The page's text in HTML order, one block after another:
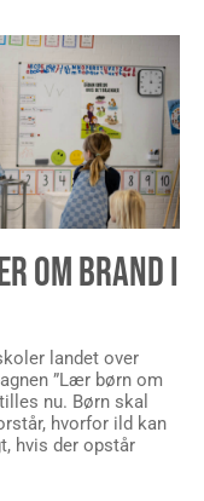
OM BRAND I
landet over
”Lær børn om
nu. Børn skal
hvorfor ild kan
hvis der opstår